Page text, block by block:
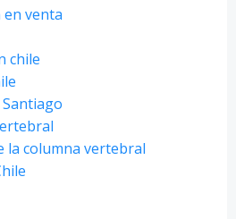
venta
chile
la columna vertebral